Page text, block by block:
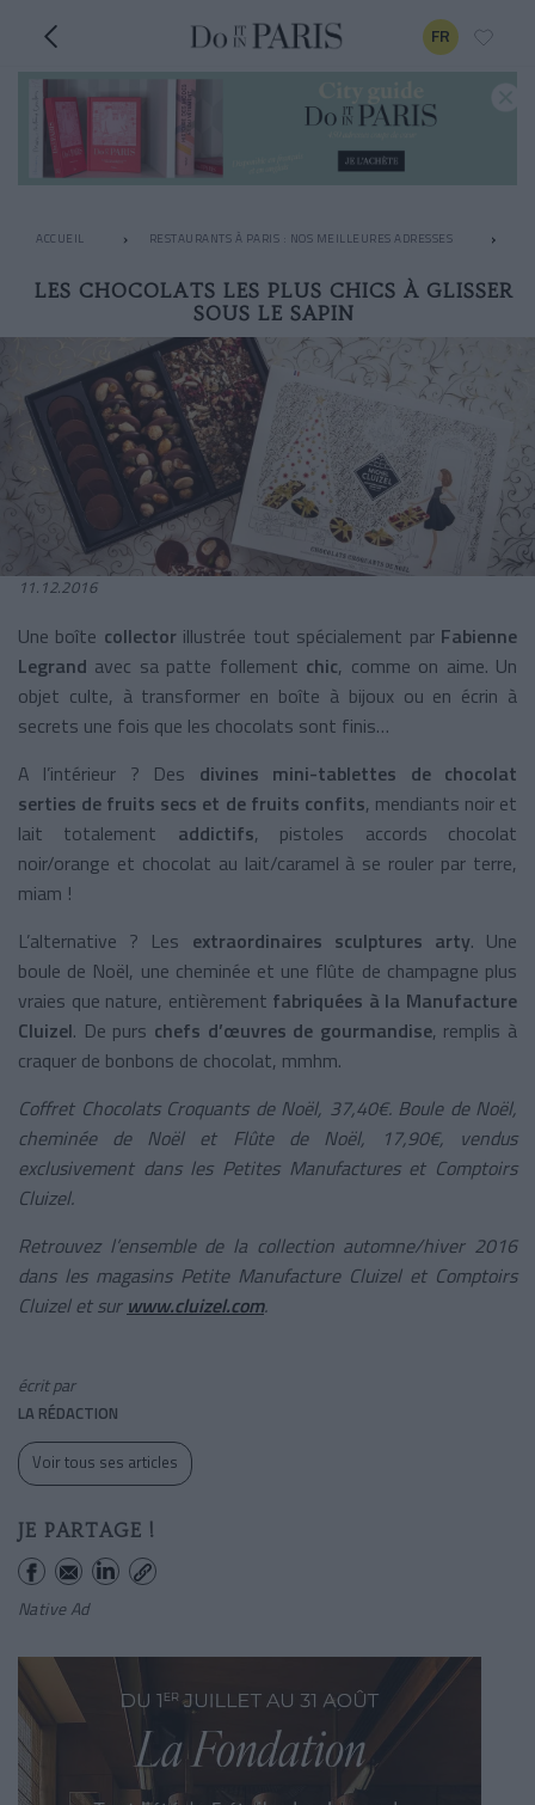
FR
ACCUEIL RESTAURANTS À PARIS : NOS MEILLEURES ADRESSES
LES CHOCOLATS LES PLUS CHICS À GLISSER
SOUS LE SAPIN
11.12.2016
Une boîte collectorillustrée tout spécialement par Fabienne
Legrand avec sa patte follement chic, comme on aime. Un
objet culte, à transformer en boîte à bijoux ou en écrin à
secrets une fois que les chocolats sont finis…
A l’intérieur ? Des divines mini-tablettes de chocolat
serties de fruits secs et de fruits confits, mendiants noir et
lait totalement addictifs, pistoles accords chocolat
noir/orange et chocolat au lait/caramel à se rouler par terre,
miam !
L’alternative ? Les extraordinaires sculptures arty. Une
boule de Noël, une cheminée et une flûte de champagne plus
vraies que nature, entièrement fabriquées à la Manufacture
Cluizel. De purs chefs d’œuvres de gourmandise, remplis à
craquer de bonbons de chocolat, mmhm.
Coffret Chocolats Croquants de Noël, 37,40€. Boule de Noël,
cheminée de Noël et Flûte de Noël, 17,90€, vendus
exclusivement dans les Petites Manufactures et Comptoirs
Cluizel.
Retrouvez l’ensemble de la collection automne/hiver 2016
dans les magasins Petite Manufacture Cluizel et Comptoirs
Cluizel et sur www.cluizel.com.
écrit par
LA RÉDACTION
Voir tous ses articles
JE PARTAGE !
Native Ad